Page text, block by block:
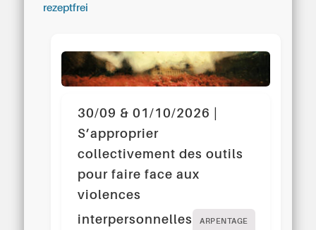
rezeptfrei
30/09 & 01/10/2026 |
S’approprier
collectivement des outils
pour faire face aux
violences
interpersonnelles
ARPENTAGE